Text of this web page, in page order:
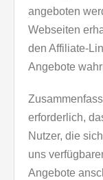
angeboten
Webseiten
den Affiliate-
Angebote
erforderlich,
Nutzer, die
uns
Angebote